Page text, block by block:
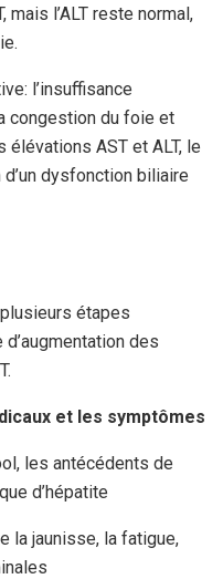
l’ALT reste normal,
l’insuffisance
congestion du foie et
élévations AST et ALT, le
dysfonction biliaire
étapes
des
et les symptômes
les antécédents de
d’hépatite
la jaunisse, la fatigue,